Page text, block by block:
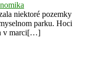
niektoré pozemky
parku. Hoci
v marci[…]